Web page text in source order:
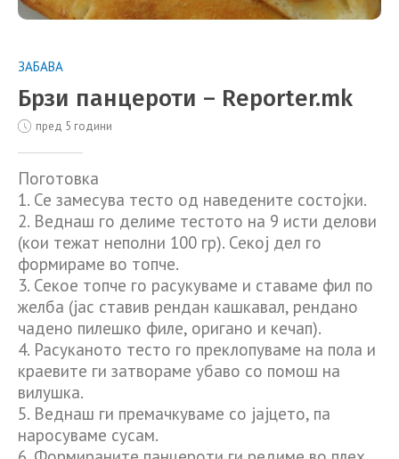
ЗАБАВА
Брзи панцероти – Reporter.mk
пред 5 години
Поготовка
1. Се замесува тесто од наведените состојки.
2. Веднаш го делиме тестото на 9 исти делови
(кои тежат неполни 100 гр). Секој дел го
формираме во топче.
3. Секое топче го расукуваме и ставаме фил по
желба (јас ставив рендан кашкавал, рендано
чадено пилешко филе, оригано и кечап).
4. Расуканото тесто го преклопуваме на пола и
краевите ги затвораме убаво со помош на
вилушка.
5. Веднаш ги премачкуваме со јајцето, па
наросуваме сусам.